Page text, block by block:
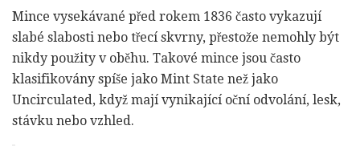
Mince vysekávané před rokem 1836 často vykazují
slabé slabosti nebo třecí skvrny, přestože nemohly být
nikdy použity v oběhu. Takové mince jsou často
klasifikovány spíše jako Mint State než jako
Uncirculated, když mají vynikající oční odvolání, lesk,
stávku nebo vzhled.